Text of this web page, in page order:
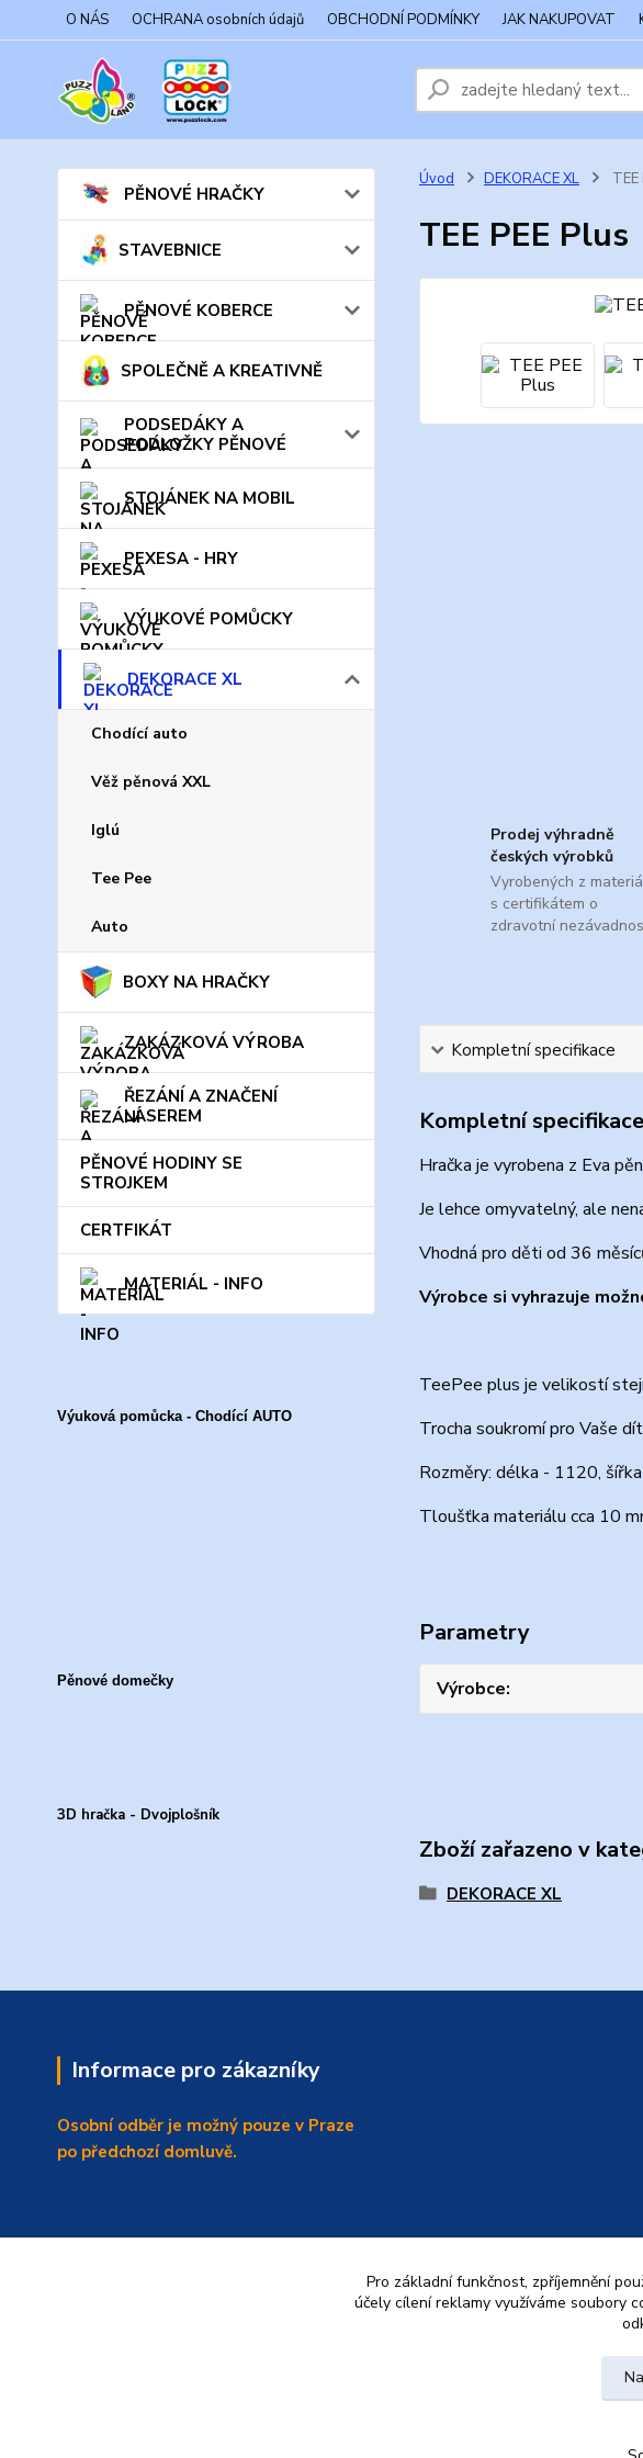
O NÁS OCHRANA osobních údajů OBCHODNÍ PODMÍNKY JAK NAKUPOVAT
PĚNOVÉ HRAČKY
STAVEBNICE
PĚNOVÉ KOBERCE
SPOLEČNĚ A KREATIVNĚ
PODSEDÁKY A
PODLOŽKY PĚNOVÉ
STOJÁNEK NA MOBIL
PEXESA - HRY
VÝUKOVÉ POMŮCKY
DEKORACE XL
Chodící auto
Věž pěnová XXL
Iglú
Tee Pee
Auto
BOXY NA HRAČKY
ZAKÁZKOVÁ VÝROBA
ŘEZÁNÍ A ZNAČENÍ
LASEREM
PĚNOVÉ HODINY SE
STROJKEM
CERTFIKÁT
MATERIÁL - INFO
Výuková pomůcka - Chodící AUTO
Pěnové domečky
3D hračka - Dvojplošník
Úvod DEKORACE XL TEE
TEE PEE Plus
Prodej výhradně
českých výrobků
Vyrobených z
s certifikátem o
zdravotní
Kompletní specifikace
Kompletní specifikace
Hračka je vyrobena z Eva
Je lehce omyvatelný, ale
Vhodná pro děti od 36
Výrobce si vyhrazuje
TeePee plus je velikostí
Trocha soukromí pro Vaše
Rozměry: délka - 1120,
Tloušťka materiálu cca 10
Parametry
Výrobce
Zboží zařazeno v
DEKORACE XL
Informace pro zákazníky
Osobní odběr je možný pouze v Praze
po předchozí domluvě.
Pro základní funkčnost, zpříjemnění
účely cílení reklamy využíváme soubory